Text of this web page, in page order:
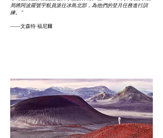
局將阿波羅號宇航員派往冰島北部，為他們的登月任務進行訓
練。”
——文森特·福尼爾